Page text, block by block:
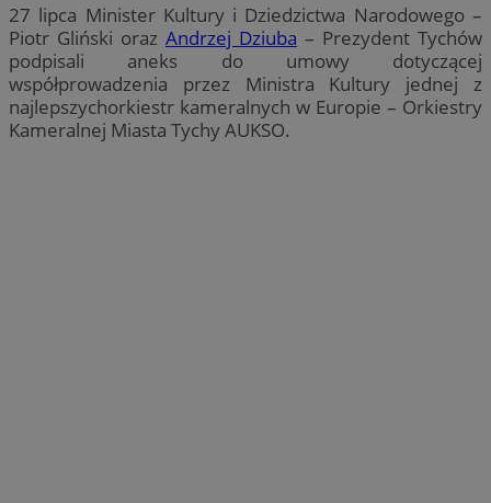
27 lipca Minister Kultury i Dziedzictwa Narodowego –
Piotr Gliński oraz Andrzej Dziuba – Prezydent Tychów
podpisali aneks do umowy dotyczącej
współprowadzenia przez Ministra Kultury jednej z
najlepszychorkiestr kameralnych w Europie – Orkiestry
Kameralnej Miasta Tychy AUKSO.